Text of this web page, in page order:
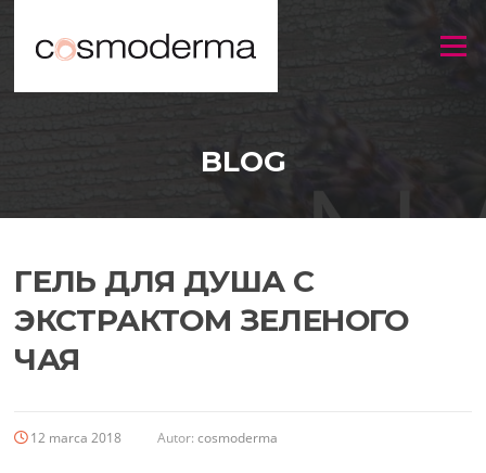
Menu
BLOG
ГЕЛЬ ДЛЯ ДУША С
ЭКСТРАКТОМ ЗЕЛЕНОГО
ЧАЯ
12 marca 2018 Autor:cosmoderma